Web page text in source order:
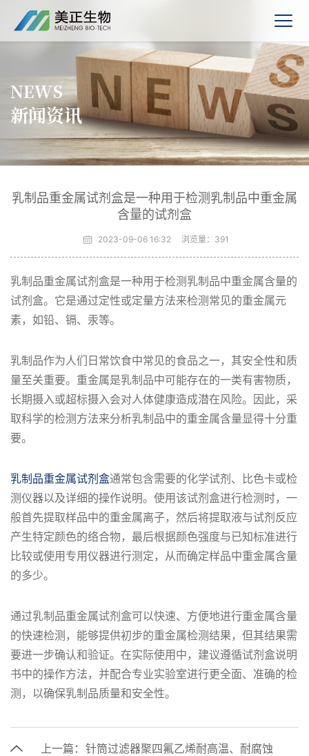
NEWS
新闻资讯
乳制品重金属试剂盒是一种用于检测乳制品中重金属
含量的试剂盒
2023-09-06 16:32 浏览量： 391
乳制品重金属试剂盒是一种用于检测乳制品中重金属含量的
试剂盒。它是通过定性或定量方法来检测常见的重金属元
素，如铅、镉、汞等。
乳制品作为人们日常饮食中常见的食品之一，其安全性和质
量至关重要。重金属是乳制品中可能存在的一类有害物质，
长期摄入或超标摄入会对人体健康造成潜在风险。因此，采
取科学的检测方法来分析乳制品中的重金属含量显得十分重
要。
乳制品重金属试剂盒通常包含需要的化学试剂、比色卡或检
测仪器以及详细的操作说明。使用该试剂盒进行检测时，一
般首先提取样品中的重金属离子，然后将提取液与试剂反应
产生特定颜色的络合物，最后根据颜色强度与已知标准进行
比较或使用专用仪器进行测定，从而确定样品中重金属含量
的多少。
通过乳制品重金属试剂盒可以快速、方便地进行重金属含量
的快速检测，能够提供初步的重金属检测结果，但其结果需
要进一步确认和验证。在实际使用中，建议遵循试剂盒说明
书中的操作方法，并配合专业实验室进行更全面、准确的检
测，以确保乳制品质量和安全性。
上一篇： 针筒过滤器聚四氟乙烯耐高温、耐腐蚀